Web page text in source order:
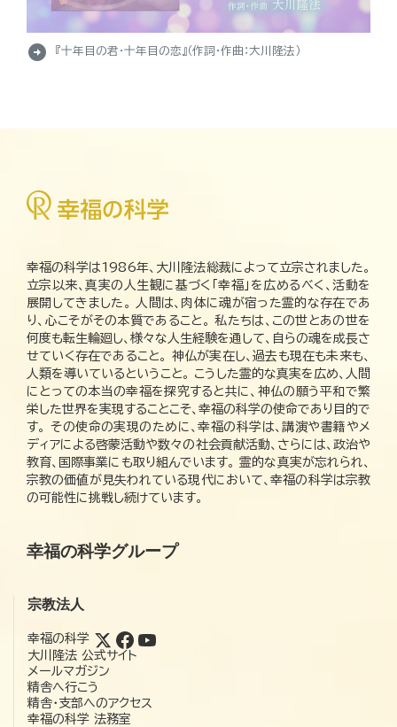
arrow_circle_right 『十年目の君・十年目の恋』（作詞・作曲：大川隆法）
幸福の科学は1986年、大川隆法総裁によって立宗されました。
立宗以来、真実の人生観に基づく「幸福」を広めるべく、活動を
展開してきました。 人間は、肉体に魂が宿った霊的な存在であ
り、心こそがその本質であること。 私たちは、この世とあの世を
何度も転生輪廻し、様々な人生経験を通して、自らの魂を成長さ
せていく存在であること。 神仏が実在し、過去も現在も未来も、
人類を導いているということ。 こうした霊的な真実を広め、人間
にとっての本当の幸福を探究すると共に、神仏の願う平和で繁
栄した世界を実現することこそ、幸福の科学の使命であり目的で
す。 その使命の実現のために、幸福の科学は、講演や書籍やメ
ディアによる啓蒙活動や数々の社会貢献活動、さらには、政治や
教育、国際事業にも取り組んでいます。 霊的な真実が忘れられ、
宗教の価値が見失われている現代において、幸福の科学は宗教
の可能性に挑戦し続けています。
幸福の科学グループ
宗教法人
幸福の科学
大川隆法 公式サイト
メールマガジン
精舎へ行こう
精舎・支部へのアクセス
幸福の科学 法務室